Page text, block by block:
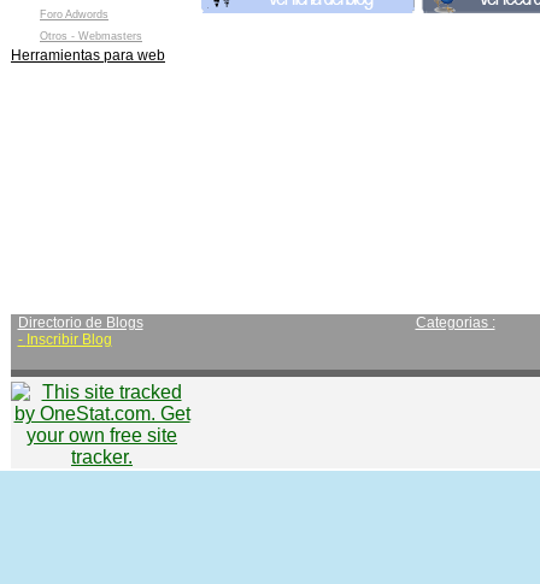
Foro Adwords
Otros - Webmasters
Herramientas para web
Directorio de Blogs
- Inscribir Blog
Categorias :